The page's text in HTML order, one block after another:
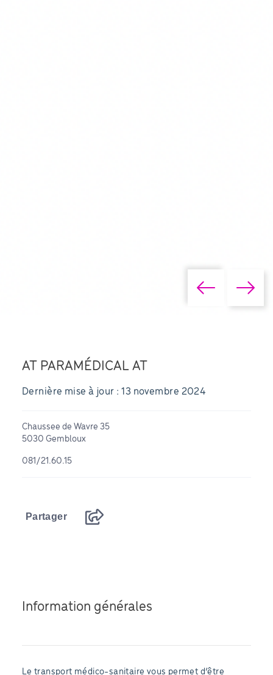
AT PARAMÉDICAL AT
Dernière mise à jour : 13 novembre 2024
Chaussee de Wavre 35
5030 Gembloux
081/21.60.15
Partager
Information générales
Le transport médico-sanitaire vous permet d’être